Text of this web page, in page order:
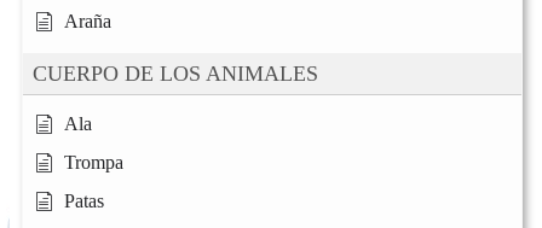
Araña
CUERPO DE LOS ANIMALES
Ala
Trompa
Patas